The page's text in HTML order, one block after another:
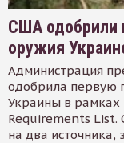
США одобрили
оружия
Администрация
одобрила первую
Украины в
Requirements List.
на два источника,